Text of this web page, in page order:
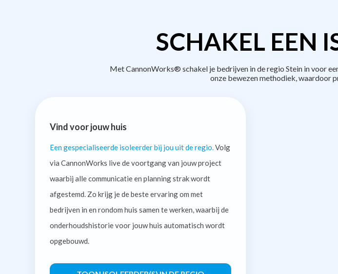
SCHAKEL EEN
Met CannonWorks® schakel je bedrijven in de regio Stein in voor
onze bewezen methodiek, waardoor
Vind voor jouw huis
Een gespecialiseerde isoleerder bij jou uit de regio. Volg
via CannonWorks live de voortgang van jouw project
waarbij alle communicatie en planning strak wordt
afgestemd. Zo krijg je de beste ervaring om met
bedrijven in en rondom huis samen te werken, waarbij de
onderhoudshistorie voor jouw huis automatisch wordt
opgebouwd.